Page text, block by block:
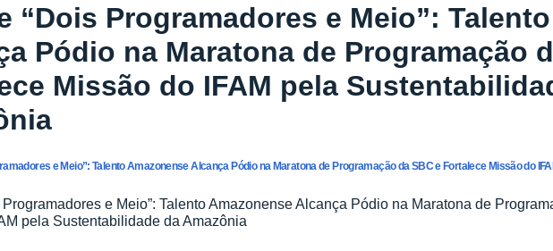
“Dois Programadores e Meio”:
Pódio na Maratona de Programação
Missão do IFAM pela
e Meio”: Talento Amazonense Alcança Pódio na Maratona de Programação da SBC e Fortalece Missão do
Programadores e Meio”: Talento Amazonense Alcança Pódio na Maratona de
pela Sustentabilidade da Amazônia